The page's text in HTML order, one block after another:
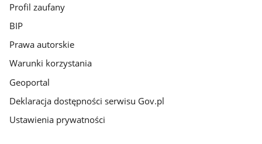
Profil zaufany
BIP
Prawa autorskie
Warunki korzystania
Geoportal
Deklaracja dostępności serwisu Gov.pl
Ustawienia prywatności